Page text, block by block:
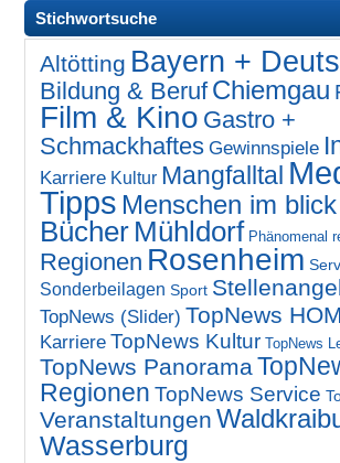
Stichwortsuche
Altötting Bayern +
Bildung & Beruf Chiemgau
Film & Kino Gastro +
Schmackhaftes Gewinnspiele
Karriere Kultur Mangfalltal
Tipps Menschen im blick
Bücher Mühldorf Phänomenal
Regionen Rosenheim
Sonderbeilagen Sport
TopNews (Slider) TopNews
Karriere TopNews Kultur TopNews
TopNews Panorama
Regionen TopNews Service
Veranstaltungen
Wasserburg